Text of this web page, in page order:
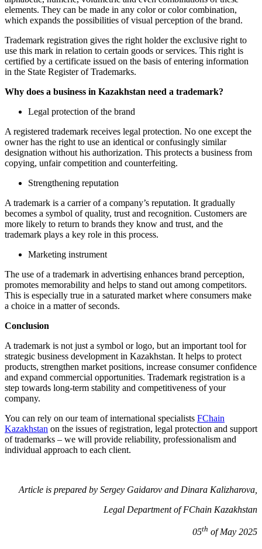
elements. They can be made in any color or color combination,
which expands the possibilities of visual perception of the brand.
Trademark registration gives the right holder the exclusive right to
use this mark in relation to certain goods or services. This right is
certified by a certificate issued on the basis of entering information
in the State Register of Trademarks.
Why does a business in Kazakhstan need a trademark?
Legal protection of the brand
A registered trademark receives legal protection. No one except the
owner has the right to use an identical or confusingly similar
designation without his authorization. This protects a business from
copying, unfair competition and counterfeiting.
Strengthening reputation
A trademark is a carrier of a company’s reputation. It gradually
becomes a symbol of quality, trust and recognition. Customers are
more likely to return to brands they know and trust, and the
trademark plays a key role in this process.
Marketing instrument
The use of a trademark in advertising enhances brand perception,
promotes memorability and helps to stand out among competitors.
This is especially true in a saturated market where consumers make
a choice in a matter of seconds.
Conclusion
A trademark is not just a symbol or logo, but an important tool for
strategic business development in Kazakhstan. It helps to protect
products, strengthen market positions, increase consumer confidence
and expand commercial opportunities. Trademark registration is a
step towards long-term stability and competitiveness of your
company.
You can rely on our team of international specialists FChain
Kazakhstan on the issues of registration, legal protection and support
of trademarks – we will provide reliability, professionalism and
individual approach to each client.
Article is prepared by Sergey Gaidarov and Dinara Kalizharova,
Legal Department of FChain Kazakhstan
05th of May 2025